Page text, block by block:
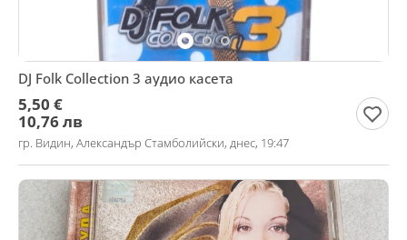
DJ Folk Collection 3 аудио касета
5,50 €
10,76 лв
гр. Видин, Александър Стамболийски, днес, 19:47